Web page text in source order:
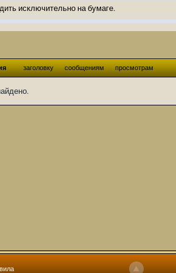
исключительно на бумаге.
и Ангелы из Ада были и будут только на
Ангелов из Ада, а в электронном варианте
какие, подскажите пожалуйста?)
аболетов на бусти:
раньше?
процесс не очень быстрый будет. Думаю в
с телефона не очень удобно)
по ходу чтения правлю. Получается не
заголовку сообщениям просмотрам